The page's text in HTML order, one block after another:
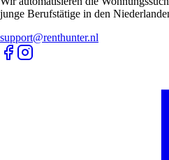
junge Berufstätige in den
support@renthunter.nl